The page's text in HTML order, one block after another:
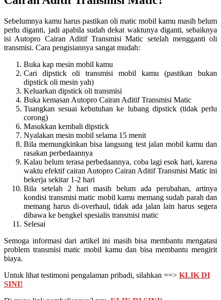
Sebelumnya kamu harus pastikan oli matic mobil kamu masih belum
perlu diganti, jadi apabila sudah dekat waktunya diganti, sebaiknya
isi Autopro Cairan Aditif Transmisi Matic setelah mengganti oli
transmisi. Cara pengisiannya sangat mudah:
Buka kap mesin mobil kamu
Cari dipstick oli transmisi mobil kamu (pastikan bukan
dipstick oli mesin yah)
Keluarkan dipstick oli transmisi
Buka kemasan Autopro Cairan Aditif Transmisi Matic
Tuangkan sesuai kebutuhan ke lubang dipstick (tidak perlu
corong)
Masukkan kembali dipstick
Nyalakan mesin mobil selama 15 menit
Bila memungkinkan bisa langsung test jalan mobil kamu dan
rasakan perbedaannya
Kalau belum terasa perbedaannya, coba lagi esok hari, karena
waktu efektif cairan Autopro Cairan Aditif Transmisi Matic ini
bekerja sekitar 1-2 hari
Bila setelah 2 hari masih belum ada perubahan, artinya
kondisi transmisi matic mobil kamu memang sudah parah dan
memang harus di-overhaul, tidak ada jalan lain harus segera
dibawa ke bengkel spesialis transmisi matic
Selesai
Semoga informasi dari artikel ini masih bisa membantu mengatasi
problem transmisi matic mobil kamu dan bisa membantu mengirit
biaya.
Untuk lihat testimoni pengalaman pribadi, silahkan ==> KLIK DI
SINI!